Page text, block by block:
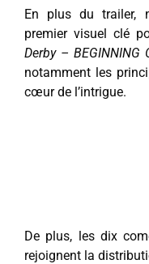
En plus du trailer,
premier visuel clé
Derby – BEGINNING
notamment les
cœur de l’intrigue.
De plus, les dix
rejoignent la